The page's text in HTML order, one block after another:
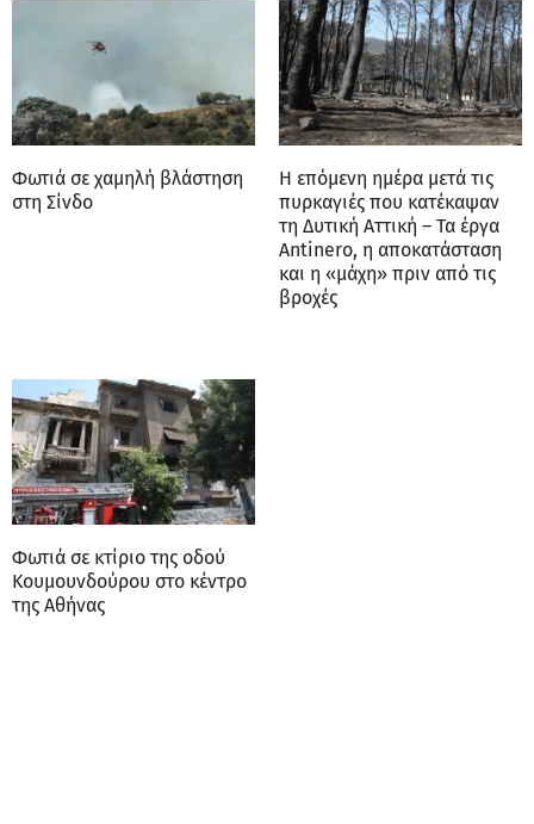
Φωτιά σε χαμηλή βλάστηση
στη Σίνδο
Η επόμενη ημέρα μετά τις
πυρκαγιές που κατέκαψαν
τη Δυτική Αττική – Τα έργα
Antinero, η αποκατάσταση
και η «μάχη» πριν από τις
βροχές
Φωτιά σε κτίριο της οδού
Κουμουνδούρου στο κέντρο
της Αθήνας